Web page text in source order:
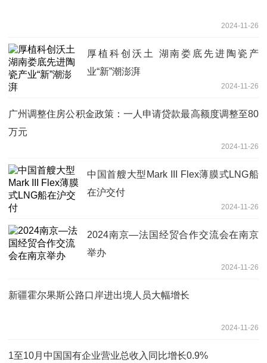
2024-11-26
厚植科创沃土 湖南娄底先进陶瓷产
业“新”潮澎湃
2024-11-26
广州调整住房公积金政策：一人申请贷款最高额度调整至80
万元
2024-11-26
中国首艘大型Mark III Flex薄膜式LNG船
在沪交付
2024-11-26
2024南京—法国经贸合作交流会在南京
举办
2024-11-26
新疆霍尔果斯公路口岸进出境人员大幅增长
2024-11-26
1至10月中国国有企业营业总收入同比增长0.9%